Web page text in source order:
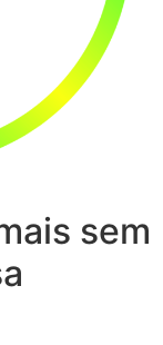
sem